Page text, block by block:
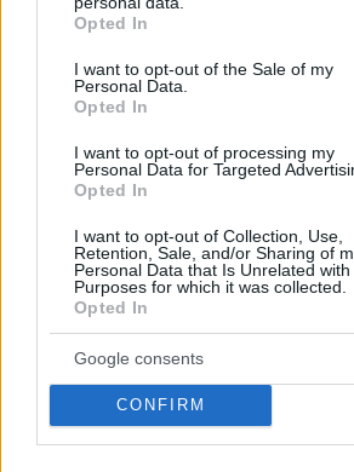
grant or deny consent to Google and its
use your data for below specified
consent section.
Opted In
I want to opt-out of the Sale of my
Personal Data.
Opted In
I want to opt-out of processing my
Personal Data for Targeted
Opted In
I want to opt-out of Collection, Use,
Retention, Sale, and/or Sharing of
Personal Data that Is Unrelated
Purposes for which it was collected.
Opted In
Google consents
CONFIRM
Βρετανίδας στην Κυψέλη